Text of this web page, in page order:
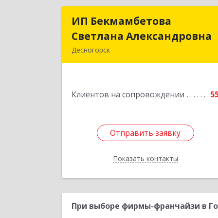
ИП Бекмамбетова
Светлана Александровна
Десногорск
Клиентов на сопровождении
Отправить заявку
Показать контакты
ИП Бекмамбетова
Светлана Александровна
Отправить заявку
Назад
При выборе фирмы-франчайзи в